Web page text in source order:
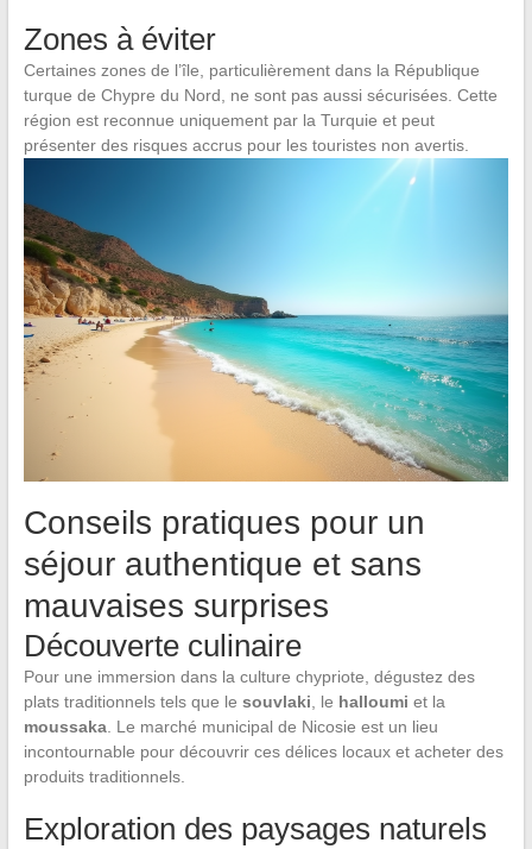
Zones à éviter
Certaines zones de l’île, particulièrement dans la République
turque de Chypre du Nord, ne sont pas aussi sécurisées. Cette
région est reconnue uniquement par la Turquie et peut
présenter des risques accrus pour les touristes non avertis.
Conseils pratiques pour un
séjour authentique et sans
mauvaises surprises
Découverte culinaire
Pour une immersion dans la culture chypriote, dégustez des
plats traditionnels tels que le souvlaki , le halloumi et la
moussaka. Le marché municipal de Nicosie est un lieu
incontournable pour découvrir ces délices locaux et acheter des
produits traditionnels.
Exploration des paysages naturels